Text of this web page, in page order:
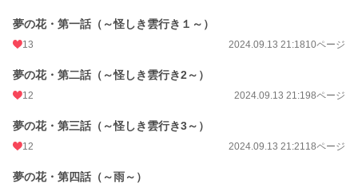
初回公開日時 2024.09.13 21:14
累計ポイント
夢の花・第一話（～怪しき雲行き１～）
13 2024.09.13 21:1810ページ
夢の花・第二話（～怪しき雲行き2～）
12 2024.09.13 21:198ページ
夢の花・第三話（～怪しき雲行き3～）
12 2024.09.13 21:2118ページ
夢の花・第四話（～雨～）